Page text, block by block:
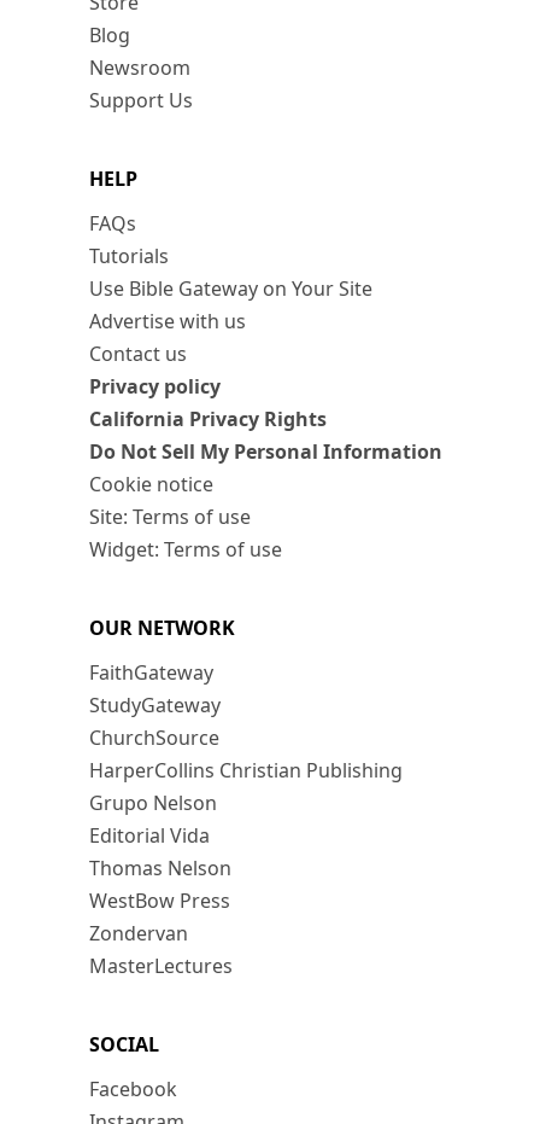
Blog
Newsroom
Support Us
HELP
FAQs
Tutorials
Use Bible Gateway on Your Site
Advertise with us
Contact us
Privacy policy
California Privacy Rights
Do Not Sell My Personal Information
Cookie notice
Site: Terms of use
Widget: Terms of use
OUR NETWORK
FaithGateway
StudyGateway
ChurchSource
HarperCollins Christian Publishing
Grupo Nelson
Editorial Vida
Thomas Nelson
WestBow Press
Zondervan
MasterLectures
SOCIAL
Facebook